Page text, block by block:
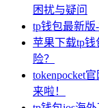
困扰与疑问
tp钱包最新版
苹果下载tp
险？
tokenpocket
来啦！